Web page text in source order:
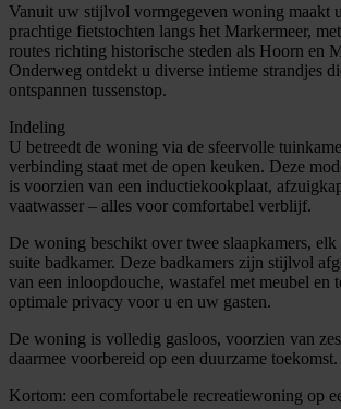
Vanuit uw stijlvol vormgegeven woning maakt
prachtige fietstochten langs het Markermeer,
routes richting historische steden als Hoorn en
Onderweg ontdekt u diverse intieme strandjes
ontspannen tussenstop.
Indeling
U betreedt de woning via de sfeervolle
verbinding staat met de open keuken. Deze
is voorzien van een inductiekookplaat,
vaatwasser – alles voor comfortabel verblijf.
De woning beschikt over twee slaapkamers, elk
suite badkamer. Deze badkamers zijn stijlvol
van een inloopdouche, wastafel met meubel en
optimale privacy voor u en uw gasten.
De woning is volledig gasloos, voorzien van
daarmee voorbereid op een duurzame toekomst.
Kortom: een comfortabele recreatiewoning op